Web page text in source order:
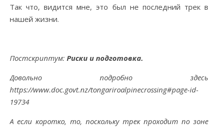
Так что, видится мне, это был не последний трек в
нашей жизни.
Постскриптум: Риски и подготовка.
Довольно подробно здесь
https://www.doc.govt.nz/tongariroalpinecrossing#page-id-
19734
А если коротко, то, поскольку трек проходит по зоне